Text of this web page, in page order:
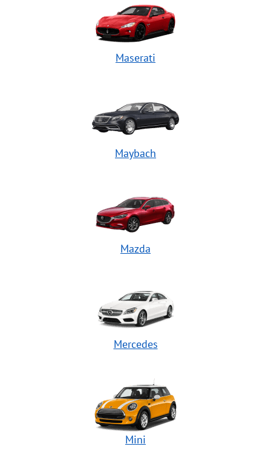
Maserati
Maybach
Mazda
Mercedes
Mini